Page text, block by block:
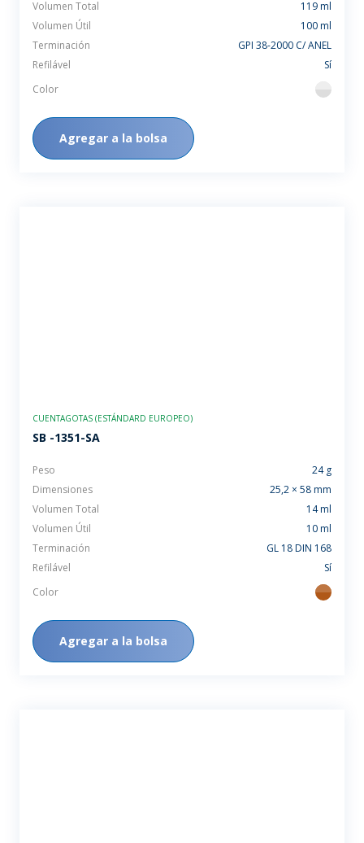
Volumen Total
119 ml
Volumen Útil
100 ml
Terminación
GPI 38-2000 C/ ANEL
Refilável
Sí
Color
flint
Agregar a la bolsa
CUENTAGOTAS (ESTÁNDARD EUROPEO)
SB -1351-SA
Peso
24 g
Dimensiones
25,2 × 58 mm
Volumen Total
14 ml
Volumen Útil
10 ml
Terminación
GL 18 DIN 168
Refilável
Sí
Color
ambar
Agregar a la bolsa